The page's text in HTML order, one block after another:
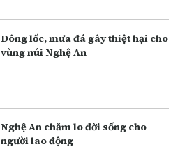
Dông lốc, mưa đá gây thiệt hại cho
vùng núi Nghệ An
Nghệ An chăm lo đời sống cho
người lao động